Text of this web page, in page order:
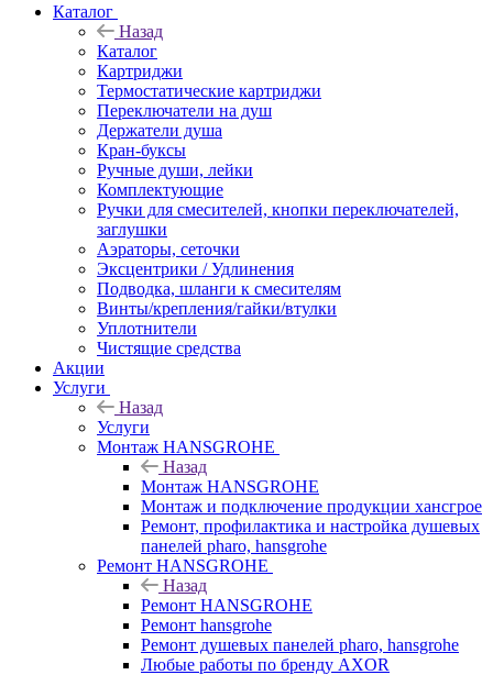
Каталог
Назад
Каталог
Картриджи
Термостатические картриджи
Переключатели на душ
Держатели душа
Кран-буксы
Ручные души, лейки
Комплектующие
Ручки для смесителей, кнопки переключателей,
заглушки
Аэраторы, сеточки
Эксцентрики / Удлинения
Подводка, шланги к смесителям
Винты/крепления/гайки/втулки
Уплотнители
Чистящие средства
Акции
Услуги
Назад
Услуги
Монтаж HANSGROHE
Назад
Монтаж HANSGROHE
Монтаж и подключение продукции хансгрое
Ремонт, профилактика и настройка душевых
панелей pharo, hansgrohe
Ремонт HANSGROHE
Назад
Ремонт HANSGROHE
Ремонт hansgrohe
Ремонт душевых панелей pharo, hansgrohe
Любые работы по бренду AXOR